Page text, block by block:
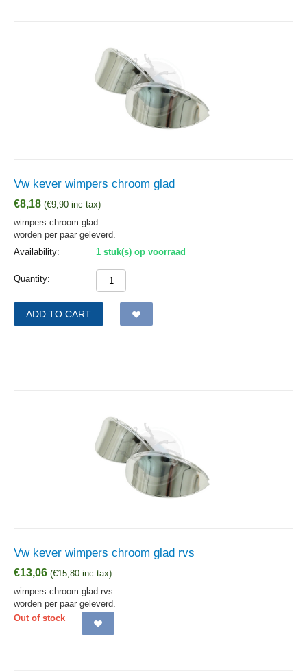
Vw kever wimpers chroom glad
€8,18 (€9,90 inc tax)
wimpers chroom glad
worden per paar geleverd.
Availability:
1 stuk(s) op voorraad
Quantity:
ADD TO CART
Vw kever wimpers chroom glad rvs
€13,06 (€15,80 inc tax)
wimpers chroom glad rvs
worden per paar geleverd.
Out of stock